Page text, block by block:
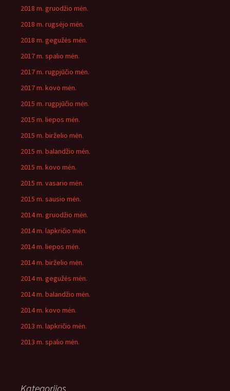
2018 m. gruodžio mėn.
2018 m. rugsėjo mėn.
2018 m. gegužės mėn.
2017 m. spalio mėn.
2017 m. rugpjūčio mėn.
2017 m. kovo mėn.
2015 m. rugpjūčio mėn.
2015 m. liepos mėn.
2015 m. birželio mėn.
2015 m. balandžio mėn.
2015 m. kovo mėn.
2015 m. vasario mėn.
2015 m. sausio mėn.
2014 m. gruodžio mėn.
2014 m. lapkričio mėn.
2014 m. liepos mėn.
2014 m. birželio mėn.
2014 m. gegužės mėn.
2014 m. balandžio mėn.
2014 m. kovo mėn.
2013 m. lapkričio mėn.
2013 m. spalio mėn.
Kategorijos